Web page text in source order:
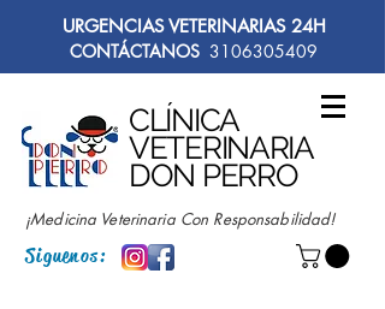
URGENCIAS VETERINARIAS 24H
CONTÁCTANOS 3106305409
CLÍNICA
VETERINARIA
DON PERRO
¡Medicina Veterinaria Con Responsabilidad!
Siguenos: